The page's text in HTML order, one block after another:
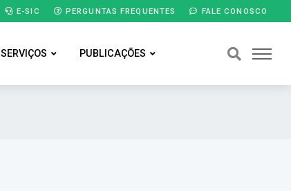
E-SIC PERGUNTAS FREQUENTES FALE CONOSCO
SERVIÇOS PUBLICAÇÕES